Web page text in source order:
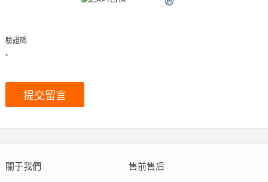
驗證碼
*
關于我們 售前售后